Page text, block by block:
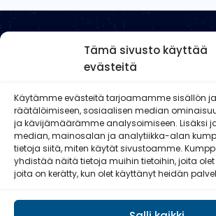
Tämä sivusto käyttää
evästeitä
Käytämme evästeitä tarjoamamme sisällön
räätälöimiseen, sosiaalisen median
ja kävijämäärämme analysoimiseen. Lisäksi
median, mainosalan ja analytiikka-alan
tietoja siitä, miten käytät sivustoamme.
yhdistää näitä tietoja muihin tietoihin, joita
joita on kerätty, kun olet käyttänyt heidän
Rykmentintie 15, rakennus 5
20810 Turku